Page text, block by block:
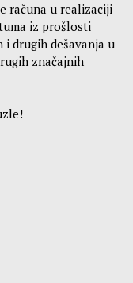
računa u realizaciji
iz prošlosti
drugih dešavanja u
značajnih